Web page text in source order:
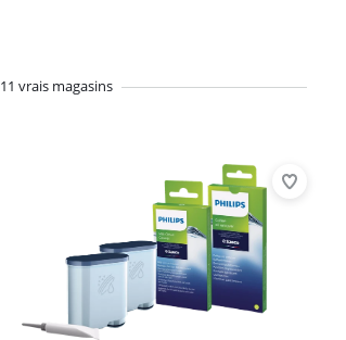
11 vrais magasins